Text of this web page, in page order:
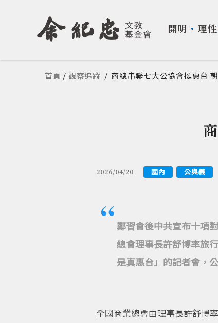
開明 ・ 理性
您在這裡
首頁 / 觀察追蹤 / 商總串聯七大公協會挺惠台
2026/04/20 國內 公與義
鄭習會後中共宣布十項
總會理事長許舒博率旅
是真惠台」的記者會，
全國商業總會由理事長許舒博